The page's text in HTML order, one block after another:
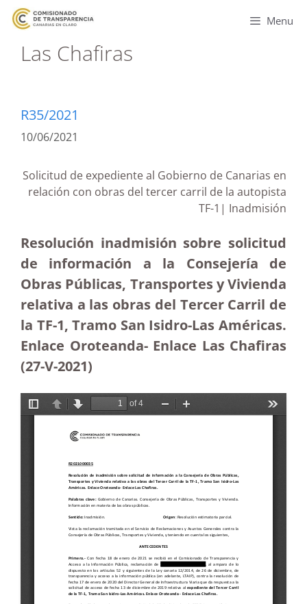
Menu
Las Chafiras
R35/2021
10/06/2021
Solicitud de expediente al Gobierno de Canarias en
relación con obras del tercer carril de la autopista
TF-1| Inadmisión
Resolución inadmisión sobre solicitud
de información a la Consejería de
Obras Públicas, Transportes y Vivienda
relativa a las obras del Tercer Carril de
la TF-1, Tramo San Isidro-Las Américas.
Enlace Oroteanda- Enlace Las Chafiras
(27-V-2021)